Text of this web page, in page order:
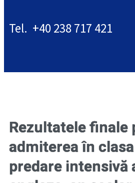
Tel. +40 238 717 421
Rezultatele finale
admiterea în
predare intensivă